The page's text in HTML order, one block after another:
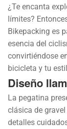
¿Te encanta
límites?
Bikepacking es
esencia del
convirtiéndose
bicicleta y tu
Diseño
La pegatina
clásica de
detalles